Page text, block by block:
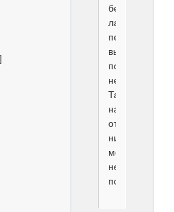
бело-
лапых
перцев,
под
немцами....
Такой
натуральный
оттенок
никаким
мелком
не
получишь.